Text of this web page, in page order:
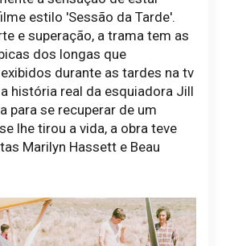
estilo 'Sessão da Tarde'.
e superação, a trama tem as
dos longas que
durante as tardes na tv
história real da esquiadora Jill
para se recuperar de um
lhe tirou a vida, a obra teve
Marilyn Hassett e Beau